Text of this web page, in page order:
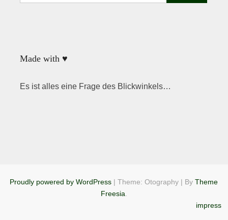
nach:
Made with ♥
Es ist alles eine Frage des Blickwinkels…
Proudly powered by WordPress |Theme: Otography | ByTheme
Freesia
impress